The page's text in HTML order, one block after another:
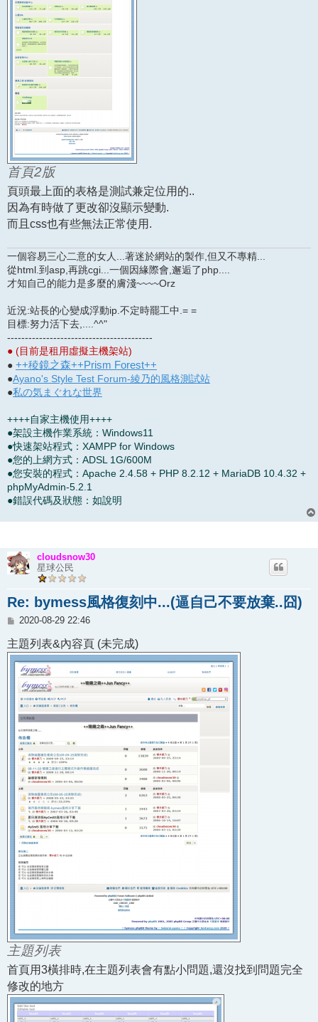
首頁2版
頁頭最上面的表格是測試兼定位用的..
因為有時做了更改卻沒顯示變動.
而且css也有些無法正常使用.
一個容易三心二意的女人...著迷於網站的製作,但又不專精...
從html.到asp,再跳cgi...一個因緣際會,邂逅了php....
才知自己的能力是多麼的膚淺~~~~Orz
近況:站長的心變成浮動ip.不定時罷工中.= =
目標:努力活下去,....^^"
-----------------------------------------
● (目前是租用虛擬主機架站)
● ++稜鏡之森++Prism Forest++
●Ayano's Style Test Forum-綾乃的風格測試站
●私の気まぐれな世界
++++自家主機使用++++
●架設主機作業系統：Windows11
●快速架站程式：XAMPP for Windows
●您的上網方式：ADSL 1G/600M
●您安裝的程式：Apache 2.4.58 + PHP 8.2.12 + MariaDB 10.4.32 +
phpMyAdmin-5.2.1
●錯誤代碼及狀態：如說明
cloudsnow30
星球公民
Re: bymess風格復刻中...(逼自己不要放棄..囧)
文
2020-08-29 22:46
主題列表&內容頁 (未完成)
主題列表
首頁用3橫排時,在主題列表會有點小問題,還沒找到問題完全
修改的地方